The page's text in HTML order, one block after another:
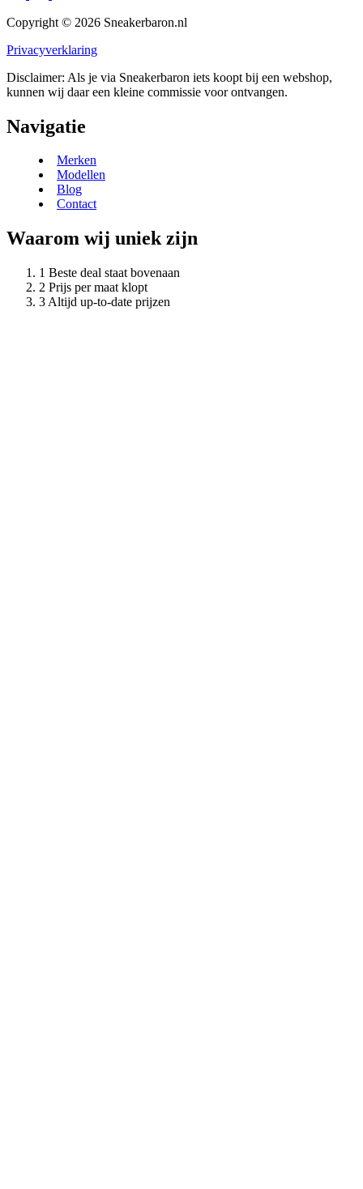
Copyright © 2026 Sneakerbaron.nl
Privacyverklaring
Disclaimer: Als je via Sneakerbaron iets koopt bij een webshop,
kunnen wij daar een kleine commissie voor ontvangen.
Navigatie
Merken
Modellen
Blog
Contact
Waarom wij uniek zijn
Beste deal staat bovenaan
Prijs per maat klopt
Altijd up-to-date prijzen